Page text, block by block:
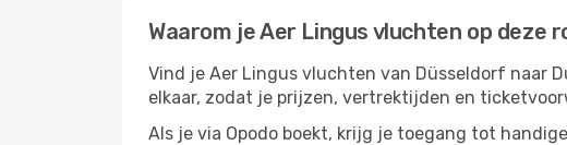
Waarom je Aer Lingus vluchten op deze
Vind je Aer Lingus vluchten van Düsseldorf naar
elkaar, zodat je prijzen, vertrektijden en
Als je via Opodo boekt, krijg je toegang tot